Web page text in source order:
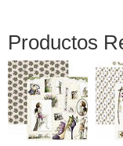
Productos